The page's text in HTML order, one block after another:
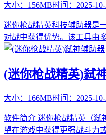
大小： 156MB时间： 2025-
迷你枪战精英科技辅助器是
对战中获得优势。该工具由
(迷你枪战精英)弑
大小： 166MB时间： 2025-
软件简介 迷你枪战精英（弑
望在游戏中获得更强战斗力